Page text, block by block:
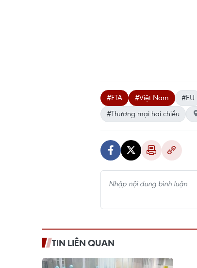
#FTA #Việt Nam #EU
#Thương mại hai chiều
TIN LIÊN QUAN